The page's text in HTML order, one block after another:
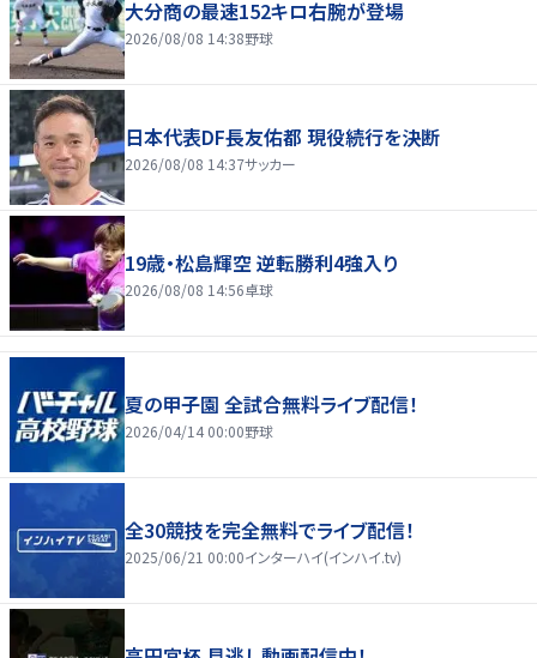
大分商の最速152キロ右腕が登場
2026/08/08 14:38野球
日本代表DF長友佑都 現役続行を決断
2026/08/08 14:37サッカー
19歳・松島輝空 逆転勝利4強入り
2026/08/08 14:56卓球
夏の甲子園 全試合無料ライブ配信！
2026/04/14 00:00野球
全30競技を完全無料でライブ配信！
2025/06/21 00:00インターハイ(インハイ.tv)